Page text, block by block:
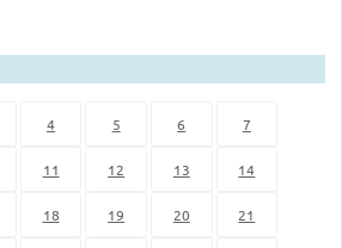
4 5 6 7
11 12 13 14
18 19 20 21